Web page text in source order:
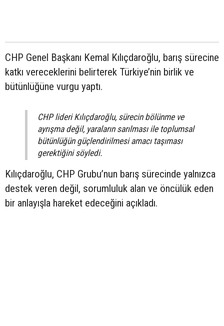
CHP Genel Başkanı Kemal Kılıçdaroğlu, barış sürecine
katkı vereceklerini belirterek Türkiye’nin birlik ve
bütünlüğüne vurgu yaptı.
CHP lideri Kılıçdaroğlu, sürecin bölünme ve
ayrışma değil, yaraların sarılması ile toplumsal
bütünlüğün güçlendirilmesi amacı taşıması
gerektiğini söyledi.
Kılıçdaroğlu, CHP Grubu’nun barış sürecinde yalnızca
destek veren değil, sorumluluk alan ve öncülük eden
bir anlayışla hareket edeceğini açıkladı.